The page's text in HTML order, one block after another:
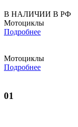
В НАЛИЧИИ В РФ
Мотоциклы
Подробнее
Мотоциклы
Подробнее
01